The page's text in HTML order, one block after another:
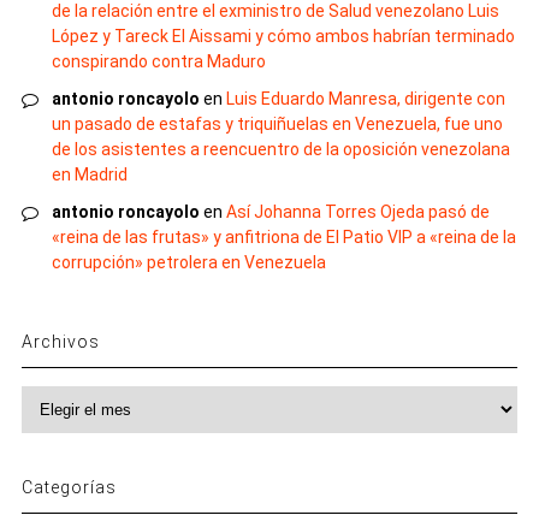
de la relación entre el exministro de Salud venezolano Luis
López y Tareck El Aissami y cómo ambos habrían terminado
conspirando contra Maduro
antonio roncayolo en Luis Eduardo Manresa, dirigente con
un pasado de estafas y triquiñuelas en Venezuela, fue uno
de los asistentes a reencuentro de la oposición venezolana
en Madrid
antonio roncayolo en Así Johanna Torres Ojeda pasó de
«reina de las frutas» y anfitriona de El Patio VIP a «reina de la
corrupción» petrolera en Venezuela
Archivos
Categorías